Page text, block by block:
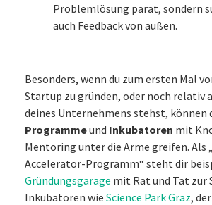
Problemlösung parat, sondern
auch Feedback von außen.
Besonders, wenn du zum ersten Mal
Startup zu gründen, oder noch relativ
deines Unternehmens stehst, können
Programmeund Inkubatoren mit
Mentoring unter die Arme greifen. Als
Accelerator-Programm“ steht dir
Gründungsgarage mit Rat und Tat zur
Inkubatoren wie Science Park Graz,